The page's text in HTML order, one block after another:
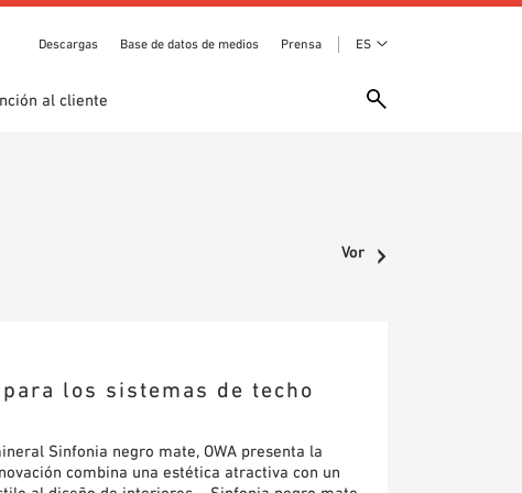
Descargas Base de datos de medios Prensa ES
al cliente
Vor
los sistemas de techo
Sinfonia negro mate, OWA presenta la
combina una estética atractiva con un